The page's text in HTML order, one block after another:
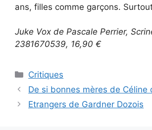
ans, filles comme garçons.
Juke Vox de Pascale Perrier,
2381670539, 16,90 €
Critiques
De si bonnes mères de Céline
Etrangers de Gardner Dozois